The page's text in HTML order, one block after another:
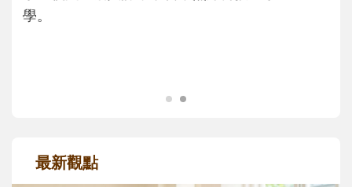
正嘗試用不同的模樣，參與孩子每個重要的
最新觀點